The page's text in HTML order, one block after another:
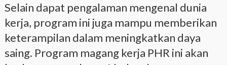
Selain dapat pengalaman mengenal dunia
kerja, program ini juga mampu memberikan
keterampilan dalam meningkatkan daya
saing. Program magang kerja PHR ini akan